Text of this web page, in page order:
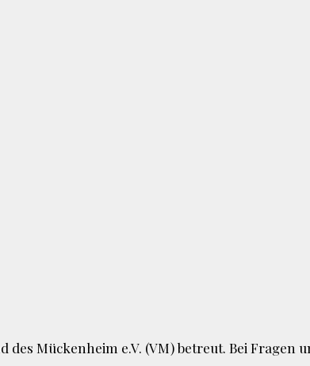
Mückenheim e.V. (VM) betreut. Bei Fragen